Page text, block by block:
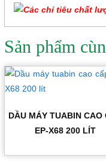
Sản phẩm
DẦU MÁY TUABIN CAO
EP-X68 200 LÍT